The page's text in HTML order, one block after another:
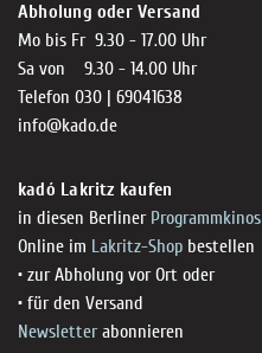
Abholung oder Versand
Mo bis Fr 9.30 - 17.00 Uhr
Sa von 9.30 - 14.00 Uhr
Telefon 030 | 69041638
info@kado.de
kadó Lakritz kaufen
in diesen Berliner Programmkinos
Online im Lakritz-Shop bestellen
• zur Abholung vor Ort oder
• für den Versand
Newsletterabonnieren